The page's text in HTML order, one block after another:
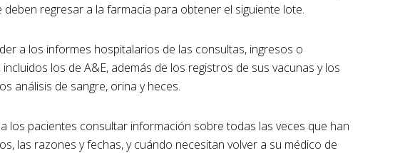
deben regresar a la farmacia para obtener el siguiente lote.
a los informes hospitalarios de las consultas, ingresos o
los de A&E, además de los registros de sus vacunas y los
análisis de sangre, orina y heces.
los pacientes consultar información sobre todas las veces que han
las razones y fechas, y cuándo necesitan volver a su médico de